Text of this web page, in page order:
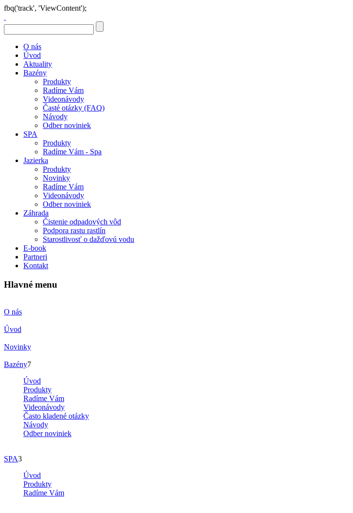
fbq('track', 'ViewContent');
O nás
Úvod
Aktuality
Bazény
Produkty
Radíme Vám
Videonávody
Časté otázky (FAQ)
Návody
Odber noviniek
SPA
Produkty
Radíme Vám - Spa
Jazierka
Produkty
Novinky
Radíme Vám
Videonávody
Odber noviniek
Záhrada
Čistenie odpadových vôd
Podpora rastu rastlín
Starostlivosť o dažďovú vodu
E-book
Partneri
Kontakt
Hlavné menu
O nás
Úvod
Novinky
Bazény7
Úvod
Produkty
Radíme Vám
Videonávody
Často kladené otázky
Návody
Odber noviniek
SPA3
Úvod
Produkty
Radíme Vám